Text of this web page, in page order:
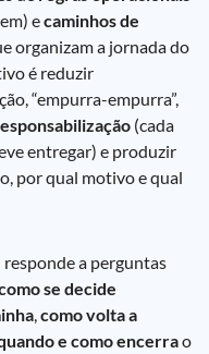
ecaminhos de
organizam a jornada do
é reduzir
“empurra-empurra”,
(cada
entregar) e produzir
por qual motivo e qual
a perguntas
se decide
,como volta a
e como encerrao